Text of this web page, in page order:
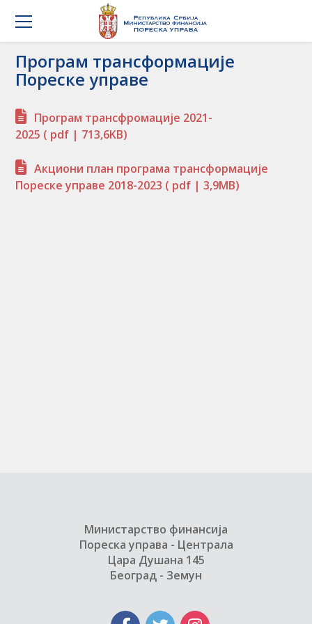
Програм трансформације
Пореске управе
Програм трансфромације 2021-
2025 ( pdf | 713,6KB)
Акциони план програма трансформације
Пореске управе 2018-2023 ( pdf | 3,9MB)
Министарство финансија
Пореска управа - Централа
Цара Душана 145
Београд - Земун